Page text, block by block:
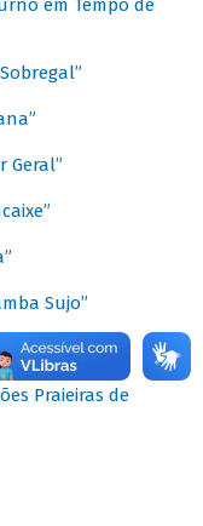
em Tempo de
Geral”
Sujo”
Praieiras de